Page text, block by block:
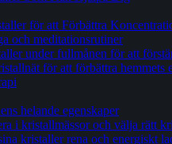
för att Förbättra
och meditationsrutiner
under fullmånen för att
för att förbättra hemmets
helande egenskaper
i kristallmässor och välja rätt
kristaller rena och energiskt